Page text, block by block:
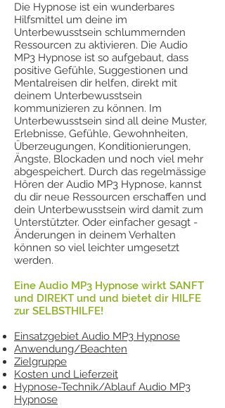
Die Hypnose ist ein wunderbares
Hilfsmittel um deine im
Unterbewusstsein schlummernden
Ressourcen zu aktivieren. Die Audio
MP3 Hypnose ist so aufgebaut, dass
positive Gefühle, Suggestionen und
Mentalreisen dir helfen, direkt mit
deinem Unterbewusstsein
kommunizieren zu können. Im
Unterbewusstsein sind all deine Muster,
Erlebnisse, Gefühle, Gewohnheiten,
Überzeugungen, Konditionierungen,
Ängste, Blockaden und noch viel mehr
abgespeichert. Durch das regelmässige
Hören der Audio MP3 Hypnose, kannst
du dir neue Ressourcen erschaffen und
dein Unterbewusstsein wird damit zum
Unterstützter. Oder einfacher gesagt -
Änderungen in deinem Verhalten
können so viel leichter umgesetzt
werden.
Eine Audio MP3 Hypnose wirkt SANFT
und DIREKT und und bietet dir HILFE
zur SELBSTHILFE!
Einsatzgebiet Audio MP3 Hypnose
Anwendung/Beachten
Zielgruppe
Kosten und Lieferzeit
Hypnose-Technik/Ablauf Audio MP3
Hypnose